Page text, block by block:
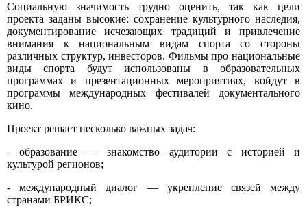
Социальную значимость трудно оценить, так как цели
проекта заданы высокие: сохранение культурного наследия,
документирование исчезающих традиций и привлечение
внимания к национальным видам спорта со стороны
различных структур, инвесторов. Фильмы про национальные
виды спорта будут использованы в образовательных
программах и презентационных мероприятиях, войдут в
программы международных фестивалей документального
кино.
Проект решает несколько важных задач:
- образование — знакомство аудитории с историей и
культурой регионов;
- международный диалог — укрепление связей между
странами БРИКС;